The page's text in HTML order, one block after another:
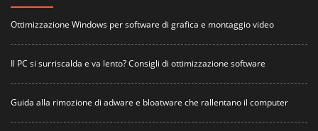
Ottimizzazione Windows per software di grafica e montaggio video
Il PC si surriscalda e va lento? Consigli di ottimizzazione software
Guida alla rimozione di adware e bloatware che rallentano il computer